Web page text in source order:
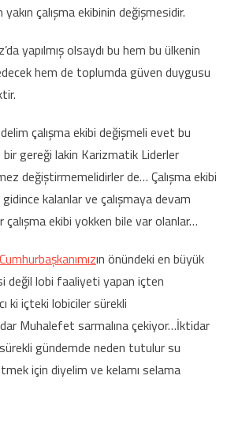
yakın çalışma ekibinin değişmesidir.
yapılmış olsaydı bu hem bu ülkenin
hem de toplumda güven duygusu
çalışma ekibi değişmeli evet bu
gereği lakin Karizmatik Liderler
değiştirmemelidirler de… Çalışma ekibi
kalanlar ve çalışmaya devam
ekibi yokken bile var olanlar…
Cumhurbaşkanımızın önündeki en büyük
değil lobi faaliyeti yapan içten
ki içteki lobiciler sürekli
Muhalefet sarmalına çekiyor…İktidar
gündemde neden tutulur su
için diyelim ve kelamı selama